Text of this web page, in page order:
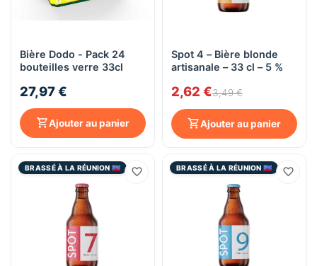
Bière Dodo - Pack 24
bouteilles verre 33cl
27,97 €
Ajouter au panier
Spot 4 – Bière blonde
artisanale – 33 cl – 5 %
2,62 €3,49 €
Ajouter au panier
BRASSÉ À LA RÉUNION 🇷🇪 BRASSÉ À LA RÉUNION 🇷🇪